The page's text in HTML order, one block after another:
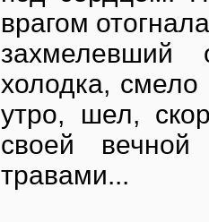
врагом
холодка,
утро, шел,
своей
травами...